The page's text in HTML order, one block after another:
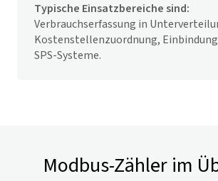
Typische Einsatzbereiche sind:
Verbrauchserfassung in
Kostenstellenzuordnung, Einbindung
SPS-Systeme.
Modbus-Zähler im